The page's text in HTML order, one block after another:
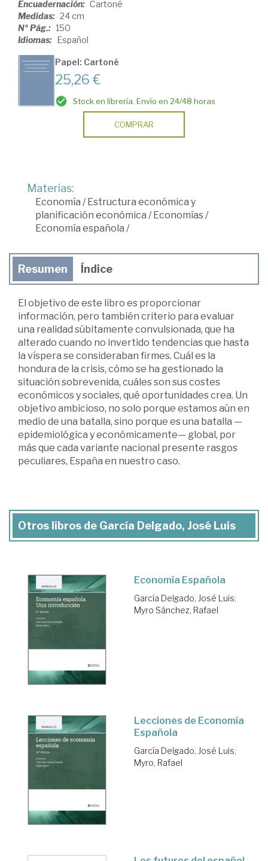
Encuadernación: Cartoné
Medidas: 24 cm
Nº Pág.: 150
Idiomas: Español
Papel: Cartoné
25,26 €
Stock en librería. Envío en 24/48 horas
COMPRAR
Materias:
Economía / Estructura económica y
planificación económica / Economías/
Economía española /
Resumen Índice
El objetivo de este libro es proporcionar
información, pero también criterio para evaluar
una realidad súbitamente convulsionada, que ha
alterado cuando no invertido tendencias que hasta
la víspera se consideraban firmes. Cuál es la
hondura de la crisis, cómo se ha gestionado la
situación sobrevenida, cuáles son sus costes
económicos y sociales, qué oportunidades crea. Un
objetivo ambicioso, no solo porque estamos aún en
medio de una batalla, sino porque es una batalla —
epidemiológica y económicamente— global, por
más que cada variante nacional presente rasgos
peculiares, España en nuestro caso.
Otros libros de García Delgado, José Luis
Economía Española
García Delgado, José Luis;
Myro Sánchez, Rafael
Lecciones de Economía
Española
García Delgado, José Luis;
Myro, Rafael